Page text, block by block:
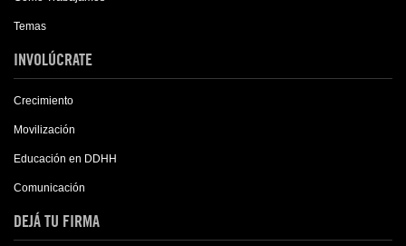
Temas
INVOLÚCRATE
Crecimiento
Movilización
Educación en DDHH
Comunicación
DEJÁ TU FIRMA